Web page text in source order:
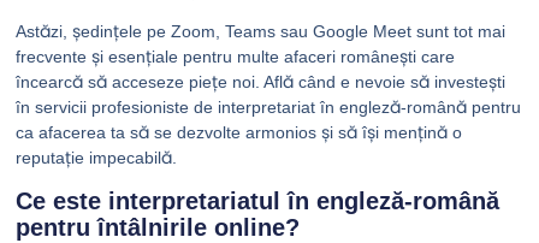
Astăzi, ședințele pe Zoom, Teams sau Google Meet sunt tot mai
frecvente și esențiale pentru multe afaceri românești care
încearcă să acceseze piețe noi. Află când e nevoie să investești
în servicii profesioniste de interpretariat în engleză-română pentru
ca afacerea ta să se dezvolte armonios și să își mențină o
reputație impecabilă.
Ce este interpretariatul în engleză-română
pentru întâlnirile online?